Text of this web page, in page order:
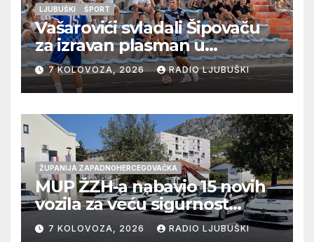
LJUBUŠKI ŠPORT
Vašarovići svladali Šipovaču
za izravan plasman u
četvrtfinale, Grab izborio
prolazak dalje, Klobuk ispao,
večeras počinje četvrtfinale
juniora
7 KOLOVOZA, 2026 RADIO LJUBUŠKI
ŽUPANIJA ZAPADNOHERCEGOVAČKA
MUP ŽZH-a nabavio 15 novih
vozila za veću sigurnost
građana i učinkovitiji rad
7 KOLOVOZA, 2026 RADIO LJUBUŠKI